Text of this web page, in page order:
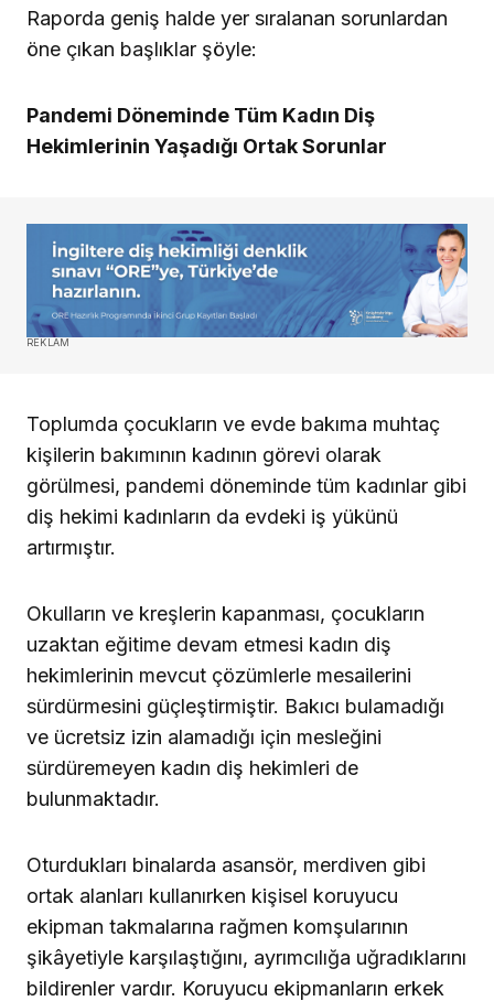
Raporda geniş halde yer sıralanan sorunlardan
öne çıkan başlıklar şöyle:
Pandemi Döneminde Tüm Kadın Diş
Hekimlerinin Yaşadığı Ortak Sorunlar
REKLAM
Toplumda çocukların ve evde bakıma muhtaç
kişilerin bakımının kadının görevi olarak
görülmesi, pandemi döneminde tüm kadınlar gibi
diş hekimi kadınların da evdeki iş yükünü
artırmıştır.
Okulların ve kreşlerin kapanması, çocukların
uzaktan eğitime devam etmesi kadın diş
hekimlerinin mevcut çözümlerle mesailerini
sürdürmesini güçleştirmiştir. Bakıcı bulamadığı
ve ücretsiz izin alamadığı için mesleğini
sürdüremeyen kadın diş hekimleri de
bulunmaktadır.
Oturdukları binalarda asansör, merdiven gibi
ortak alanları kullanırken kişisel koruyucu
ekipman takmalarına rağmen komşularının
şikâyetiyle karşılaştığını, ayrımcılığa uğradıklarını
bildirenler vardır. Koruyucu ekipmanların erkek